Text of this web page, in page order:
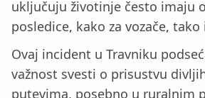
uključuju životinje često imaju
posledice, kako za vozače,
Ovaj incident u Travniku
važnost svesti o prisustvu
putevima, posebno u ruralnim